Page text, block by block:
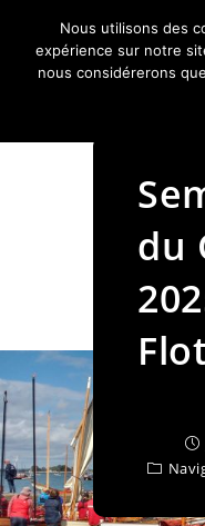
contentCentre
du
Nous utilisons des
expérience sur notre
nous considérerons